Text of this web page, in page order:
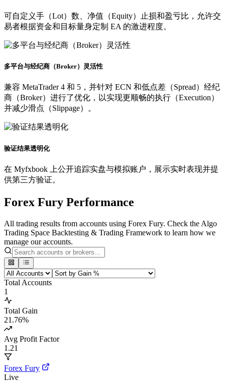
可自定义手（Lot）数、净值（Equity）止损和盈亏比，允许交
易者根据资金和目标量身定制 EA 的激进程度。
多平台与经纪商（Broker）灵活性
兼容 MetaTrader 4 和 5，并针对 ECN 和低点差（Spread）经纪
商（Broker）进行了优化，以实现更顺畅的执行（Execution）
并减少滑点（Slippage）。
验证结果透明化
在 Myfxbook 上公开追踪实盘与模拟账户，展示实时表现并提
供第三方验证。
Forex Fury Performance
All trading results from accounts using Forex Fury. Check the Algo
Trading Space Backtesting & Trading Framework to learn how we
manage our accounts.
Total Accounts
1
Total Gain
21.76%
Avg Profit Factor
1.21
Forex Fury
Live